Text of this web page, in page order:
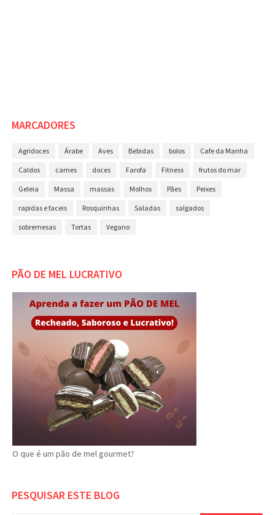
MARCADORES
Agridoces Árabe Aves Bebidas bolos Cafe da Manha
Caldos carnes doces Farofa Fitness frutos do mar
Geleia Massa massas Molhos Pães Peixes
rapidas e faceis Rosquinhas Saladas salgados
sobremesas Tortas Vegano
PÃO DE MEL LUCRATIVO
O que é um pão de mel gourmet?
PESQUISAR ESTE BLOG